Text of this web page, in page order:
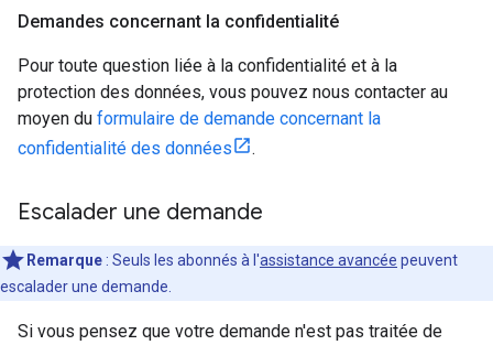
Demandes concernant la confidentialité
Pour toute question liée à la confidentialité et à la
protection des données, vous pouvez nous contacter au
moyen du formulaire de demande concernant la
confidentialité des données
.
Escalader une demande
Remarque : Seuls les abonnés à l'assistance avancée peuvent
escalader une demande.
Si vous pensez que votre demande n'est pas traitée de